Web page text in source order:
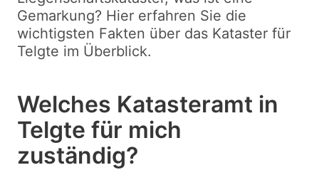
Gemarkung? Hier erfahren Sie die
wichtigsten Fakten über das Kataster für
Telgte im Überblick.
Welches Katasteramt in
Telgte für mich
zuständig?